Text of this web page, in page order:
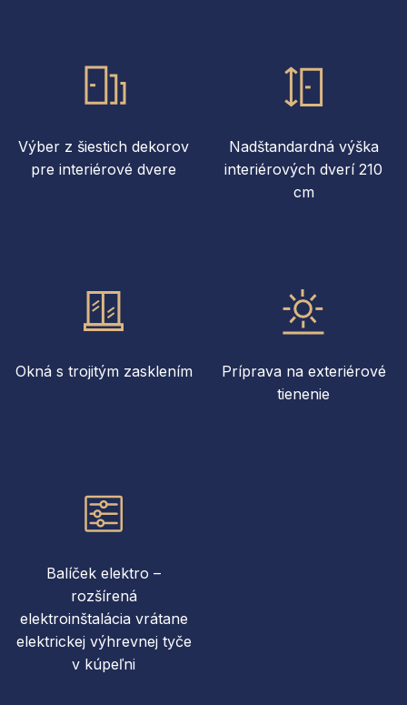
Výber z šiestich dekorov
pre interiérové dvere
Nadštandardná výška
interiérových dverí 210
cm
Okná s trojitým zasklením
Príprava na exteriérové
tienenie
Balíček elektro –
rozšírená
elektroinštalácia vrátane
elektrickej výhrevnej tyče
v kúpeľni